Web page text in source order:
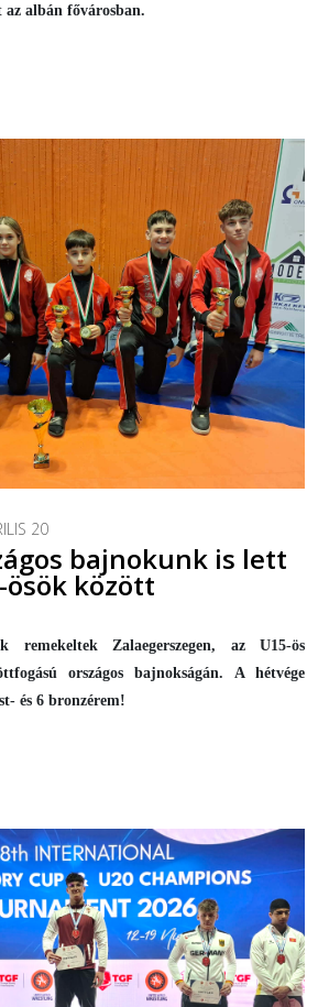
albán fővárosban.
20
bajnokunk is lett
ösök között
remekeltek Zalaegerszegen, az U15-ös
országos bajnokságán. A hétvége
és 6 bronzérem!